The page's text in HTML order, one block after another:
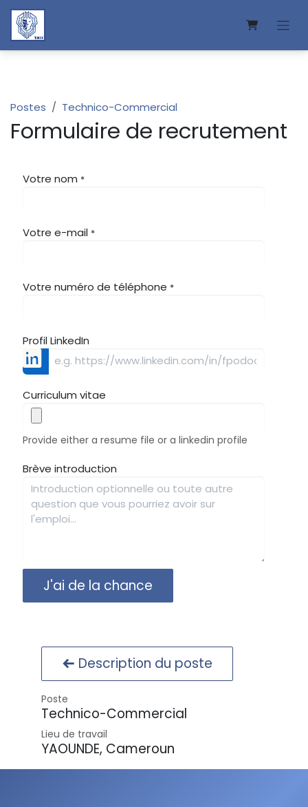
Se rendre au contenu
Postes Technico-Commercial
Formulaire de recrutement
Votre nom *
Votre e-mail *
Votre numéro de téléphone *
Profil LinkedIn
Curriculum vitae
Provide either a resume file or a linkedin profile
Brève introduction
J'ai de la chance
Description du poste
Poste
Technico-Commercial
Lieu de travail
YAOUNDE, Cameroun